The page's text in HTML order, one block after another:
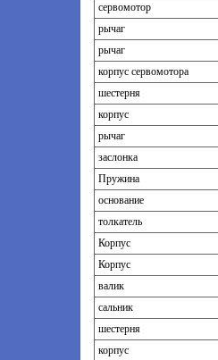
сервомотор
рычаг
рычаг
корпус сервомотора
шестерня
корпус
рычаг
заслонка
Пружина
основание
толкатель
Корпус
Корпус
валик
сальник
шестерня
корпус